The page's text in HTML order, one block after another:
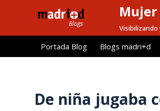
l
Mujer
Visibilizando
Portada Blog Blogs madri+d
De niña jugaba